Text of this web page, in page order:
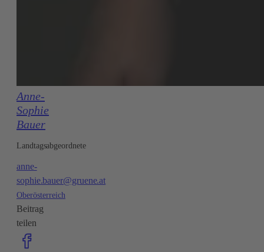
Anne-
Sophie
Bauer
Landtagsabgeordnete
anne-
sophie.bauer@gruene.at
Oberösterreich
Beitrag
teilen